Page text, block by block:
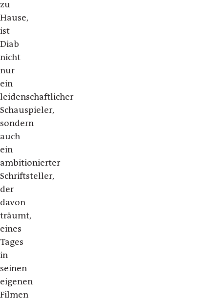
zu
Hause,
ist
Diab
nicht
nur
ein
leidenschaftlicher
Schauspieler,
sondern
auch
ein
ambitionierter
Schriftsteller,
der
davon
träumt,
eines
Tages
in
seinen
eigenen
Filmen